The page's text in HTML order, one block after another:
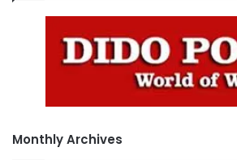
Monthly Archives